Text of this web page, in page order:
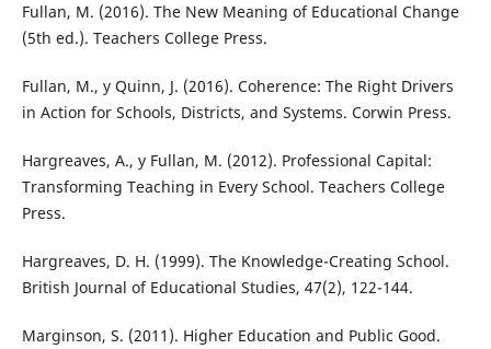
Fullan, M. (2016). The New Meaning of Educational Change
(5th ed.). Teachers College Press.
Fullan, M., y Quinn, J. (2016). Coherence: The Right Drivers
in Action for Schools, Districts, and Systems. Corwin Press.
Hargreaves, A., y Fullan, M. (2012). Professional Capital:
Transforming Teaching in Every School. Teachers College
Press.
Hargreaves, D. H. (1999). The Knowledge-Creating School.
British Journal of Educational Studies, 47(2), 122-144.
Marginson, S. (2011). Higher Education and Public Good.